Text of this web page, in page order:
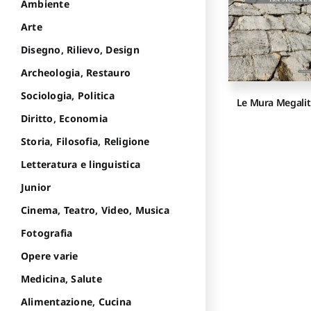
Le Mura
Ambiente
Arte
Disegno, Rilievo, Design
Archeologia, Restauro
Sociologia, Politica
Diritto, Economia
Storia, Filosofia, Religione
Letteratura e linguistica
Junior
Cinema, Teatro, Video, Musica
Fotografia
Opere varie
Medicina, Salute
Alimentazione, Cucina